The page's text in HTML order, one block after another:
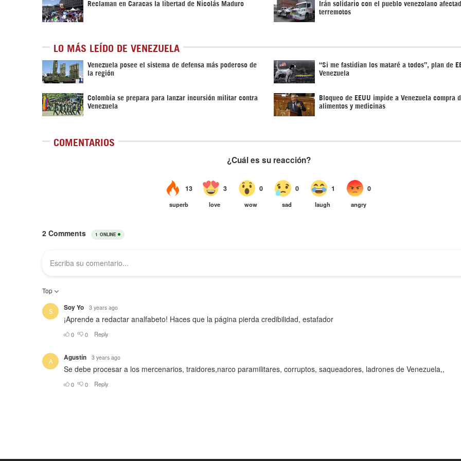
Reclaman en Caracas la libertad de Nicolás Maduro Irán solidario con el pueblo venezolano
terremotos
LO MÁS LEÍDO DE VENEZUELA
Venezuela posee el sistema de defensa más poderoso de
la región
“Si me fastidian los mataré a todos”, plan de
Venezuela
Colombia se prepara para lanzar incursión militar contra
Venezuela
Bloqueo de EEUU impide a Venezuela compra
alimentos y medicinas
COMENTARIOS